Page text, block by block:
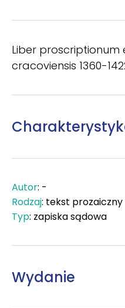
Liber
cracoviensis 1360-
Autor: -
Rodzaj: tekst prozaiczny
Typ: zapiska sądowa
Wydanie